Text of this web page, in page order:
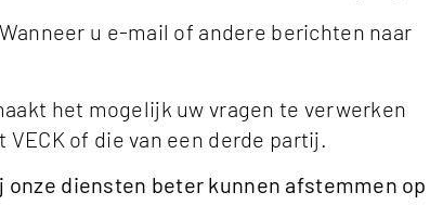
u e-mail of andere berichten naar
het mogelijk uw vragen te verwerken
of die van een derde partij.
diensten beter kunnen afstemmen op